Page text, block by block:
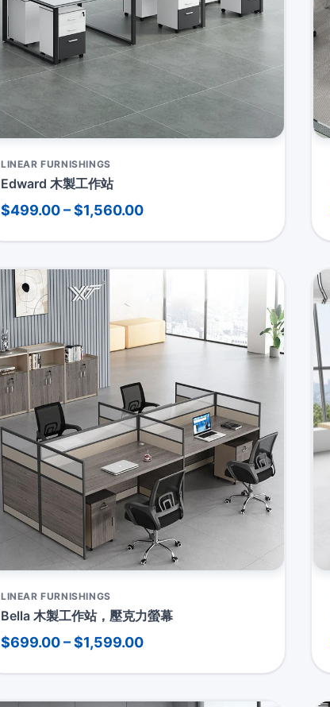
LINEAR FURNISHINGS
Edward 木製工作站
$499.00 – $1,560.00
LINEAR FURNISHINGS
Bella 木製工作站，壓克力螢幕
$699.00 – $1,599.00